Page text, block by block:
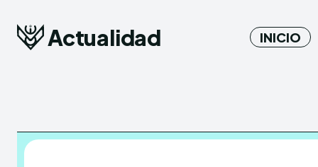
Actualidad INICIO